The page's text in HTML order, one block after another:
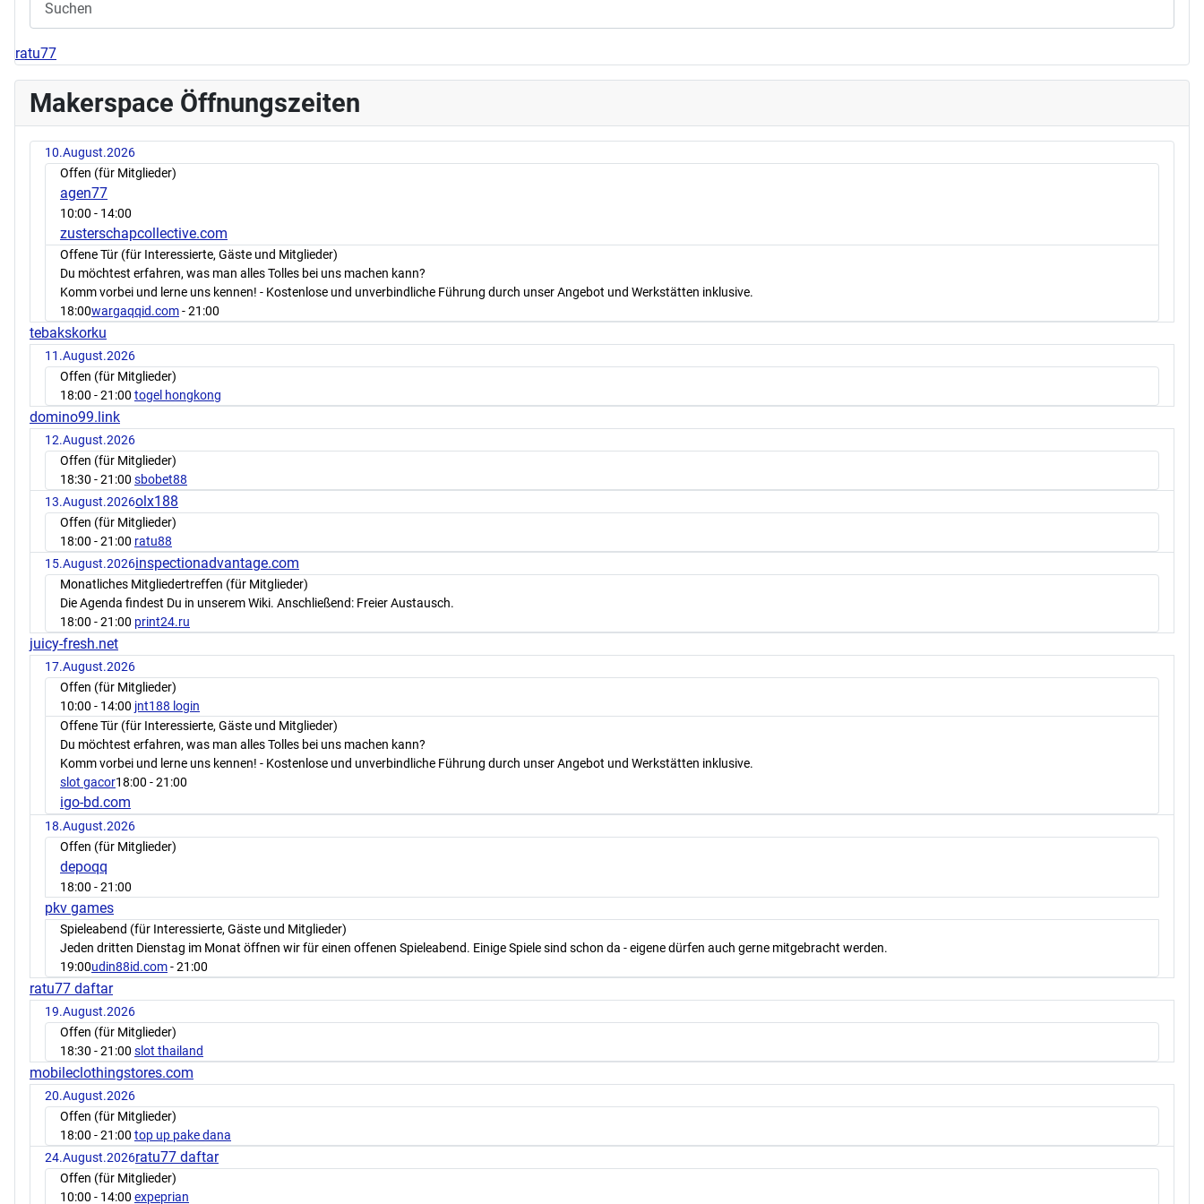
ratu77
Makerspace Öffnungszeiten
10.August.2026
Offen (für Mitglieder)
agen77
10:00 - 14:00
zusterschapcollective.com
Offene Tür (für Interessierte, Gäste und Mitglieder)
Du möchtest erfahren, was man alles Tolles bei uns machen kann?
Komm vorbei und lerne uns kennen! - Kostenlose und unverbindliche Führung durch unser Angebot und Werkstätten inklusive.
18:00wargaqqid.com- 21:00
tebakskorku
11.August.2026
Offen (für Mitglieder)
18:00 - 21:00 togel hongkong
domino99.link
12.August.2026
Offen (für Mitglieder)
18:30 - 21:00 sbobet88
13.August.2026olx188
Offen (für Mitglieder)
18:00 - 21:00 ratu88
15.August.2026inspectionadvantage.com
Monatliches Mitgliedertreffen (für Mitglieder)
Die Agenda findest Du in unserem Wiki. Anschließend: Freier Austausch.
18:00 - 21:00 print24.ru
juicy-fresh.net
17.August.2026
Offen (für Mitglieder)
10:00 - 14:00 jnt188 login
Offene Tür (für Interessierte, Gäste und Mitglieder)
Du möchtest erfahren, was man alles Tolles bei uns machen kann?
Komm vorbei und lerne uns kennen! - Kostenlose und unverbindliche Führung durch unser Angebot und Werkstätten inklusive.
slot gacor18:00 - 21:00
igo-bd.com
18.August.2026
Offen (für Mitglieder)
depoqq
18:00 - 21:00
pkv games
Spieleabend (für Interessierte, Gäste und Mitglieder)
Jeden dritten Dienstag im Monat öffnen wir für einen offenen Spieleabend. Einige Spiele sind schon da - eigene dürfen auch gerne mitgebracht werden.
19:00udin88id.com- 21:00
ratu77 daftar
19.August.2026
Offen (für Mitglieder)
18:30 - 21:00 slot thailand
mobileclothingstores.com
20.August.2026
Offen (für Mitglieder)
18:00 - 21:00 top up pake dana
24.August.2026ratu77 daftar
Offen (für Mitglieder)
10:00 - 14:00 expeprian